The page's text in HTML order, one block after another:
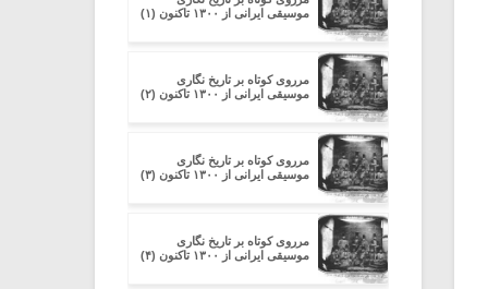
موسیقی ایرانی از ۱۳۰۰ تاکنون (۱)
مرروی کوتاه بر تاریخ نگاری
موسیقی ایرانی از ۱۳۰۰ تاکنون (۲)
مرروی کوتاه بر تاریخ نگاری
موسیقی ایرانی از ۱۳۰۰ تاکنون (۳)
مرروی کوتاه بر تاریخ نگاری
موسیقی ایرانی از ۱۳۰۰ تاکنون (۴)